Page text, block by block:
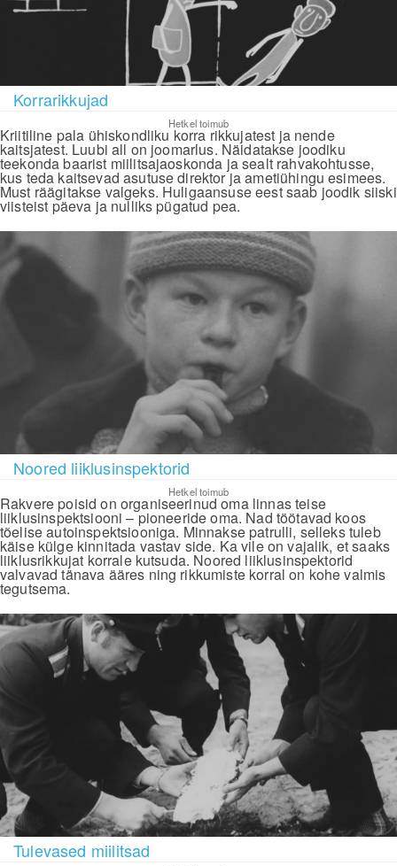
Korrarikkujad
Hetkel toimub
Kriitiline pala ühiskondliku korra rikkujatest ja nende
kaitsjatest. Luubi all on joomarlus. Näidatakse joodiku
teekonda baarist miilitsajaoskonda ja sealt rahvakohtusse,
kus teda kaitsevad asutuse direktor ja ametiühingu esimees.
Must räägitakse valgeks. Huligaansuse eest saab joodik siiski
viisteist päeva ja nulliks pügatud pea.
Noored liiklusinspektorid
Hetkel toimub
Rakvere poisid on organiseerinud oma linnas teise
liiklusinspektsiooni – pioneeride oma. Nad töötavad koos
tõelise autoinspektsiooniga. Minnakse patrulli, selleks tuleb
käise külge kinnitada vastav side. Ka vile on vajalik, et saaks
liiklusrikkujat korrale kutsuda. Noored liiklusinspektorid
valvavad tänava ääres ning rikkumiste korral on kohe valmis
tegutsema.
Tulevased miilitsad